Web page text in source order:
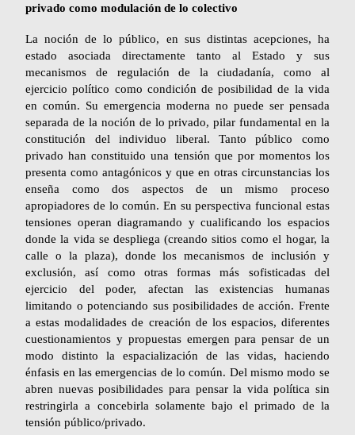
privado como modulación de lo colectivo
La noción de lo público, en sus distintas acepciones, ha
estado asociada directamente tanto al Estado y sus
mecanismos de regulación de la ciudadanía, como al
ejercicio político como condición de posibilidad de la vida
en común. Su emergencia moderna no puede ser pensada
separada de la noción de lo privado, pilar fundamental en la
constitución del individuo liberal. Tanto público como
privado han constituido una tensión que por momentos los
presenta como antagónicos y que en otras circunstancias los
enseña como dos aspectos de un mismo proceso
apropiadores de lo común. En su perspectiva funcional estas
tensiones operan diagramando y cualificando los espacios
donde la vida se despliega (creando sitios como el hogar, la
calle o la plaza), donde los mecanismos de inclusión y
exclusión, así como otras formas más sofisticadas del
ejercicio del poder, afectan las existencias humanas
limitando o potenciando sus posibilidades de acción. Frente
a estas modalidades de creación de los espacios, diferentes
cuestionamientos y propuestas emergen para pensar de un
modo distinto la espacialización de las vidas, haciendo
énfasis en las emergencias de lo común. Del mismo modo se
abren nuevas posibilidades para pensar la vida política sin
restringirla a concebirla solamente bajo el primado de la
tensión público/privado.